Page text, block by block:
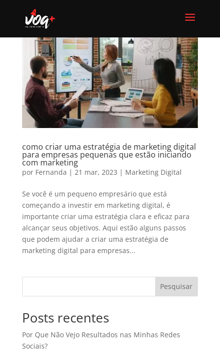
como criar uma estratégia de marketing digital
para empresas pequenas que estão iniciando
com marketing
por Fernanda | 21 mar, 2023 | Marketing Digital
Se você é um pequeno empresário que está
começando a investir em marketing digital, é
importante criar uma estratégia clara e eficaz para
alcançar seus objetivos. Aqui estão alguns passos
que podem ajudar a criar uma estratégia de
marketing digital para empresas...
Pesquisar
Posts recentes
Por Que Não Vejo Resultados nas Minhas Redes
Sociais?